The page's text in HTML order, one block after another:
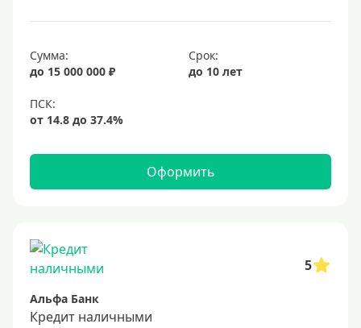
25 лет
30 лет
Месяц
2 месяца
3 месяца
6 месяцев
Ставка
4%
6%
Сумма:
до 15 000 000 ₽
Срок:
до 10 лет
Оформить
5
Альфа Банк
Кредит наличными